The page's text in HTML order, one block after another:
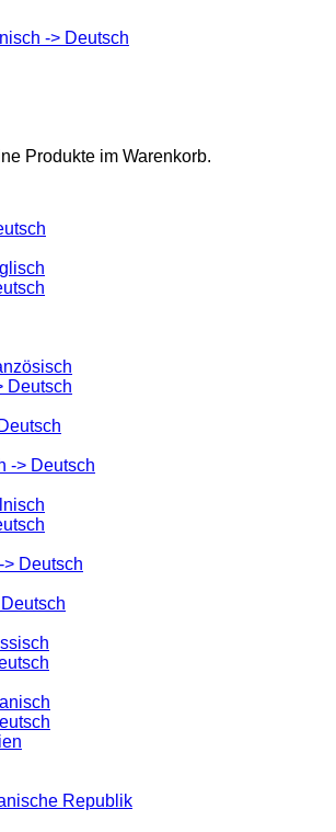
Produkte im Warenkorb.
-> Deutsch
Deutsch
-> Deutsch
Deutsch
Republik